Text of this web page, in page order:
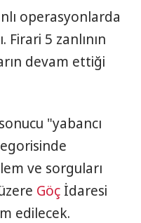
operasyonlarda
Firari 5 zanlının
devam ettiği
"yabancı
ve sorguları
Göç İdaresi
edilecek.